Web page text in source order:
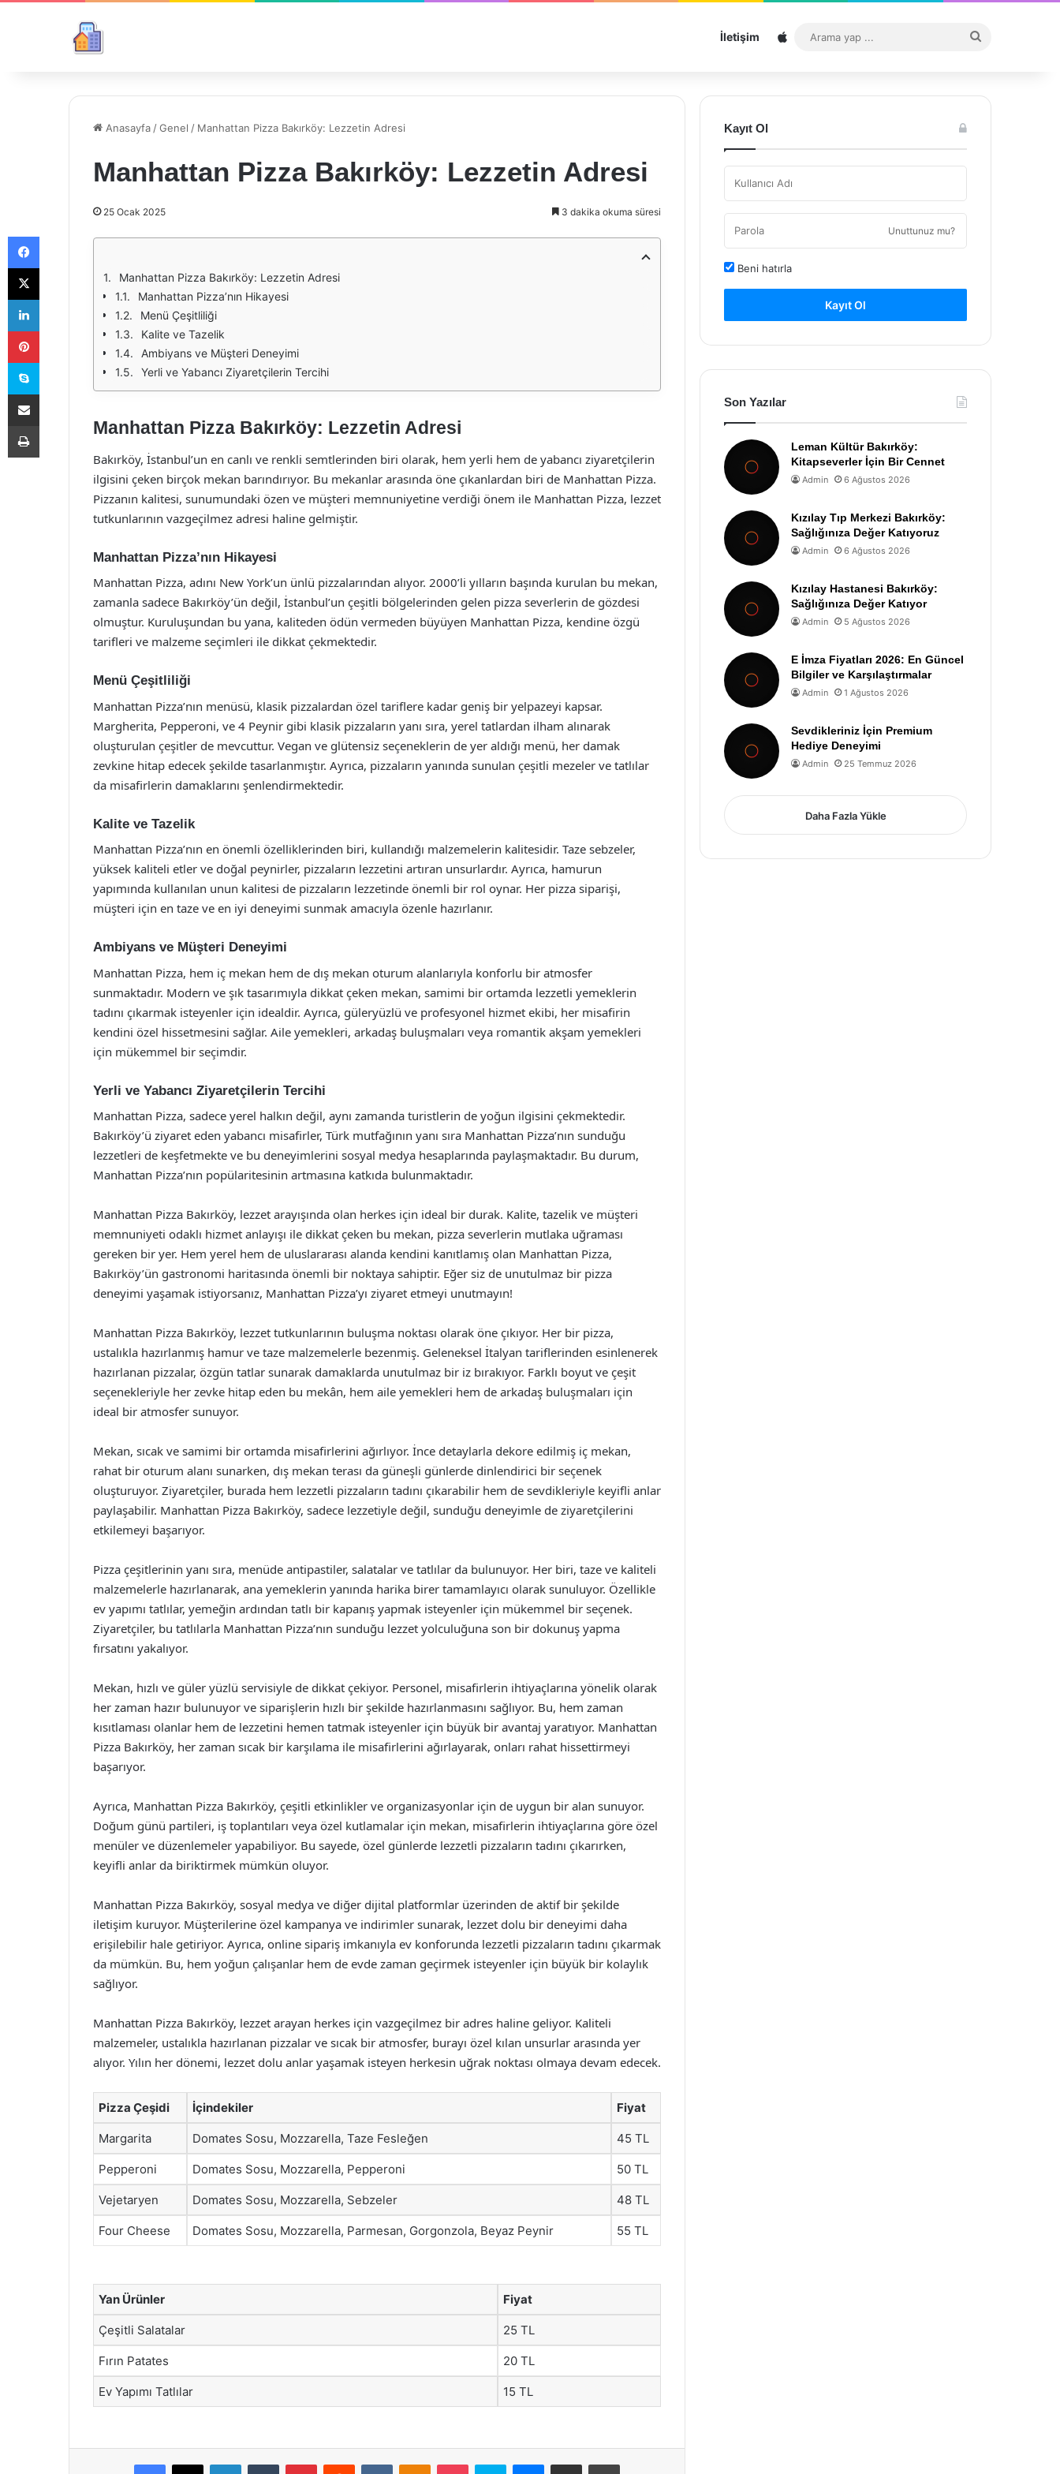
İletişim Sitemap
...
Anasayfa /Genel / Manhattan Pizza Bakırköy: Lezzetin Adresi
Manhattan Pizza Bakırköy: Lezzetin Adresi
25 Ocak 2025 3 dakika okuma süresi
Manhattan Pizza Bakırköy: Lezzetin Adresi
Manhattan Pizza’nın Hikayesi
Menü Çeşitliliği
Kalite ve Tazelik
Ambiyans ve Müşteri Deneyimi
Yerli ve Yabancı Ziyaretçilerin Tercihi
Manhattan Pizza Bakırköy: Lezzetin Adresi
Bakırköy, İstanbul’un en canlı ve renkli semtlerinden biri olarak, hem yerli hem de yabancı ziyaretçilerin
ilgisini çeken birçok mekan barındırıyor. Bu mekanlar arasında öne çıkanlardan biri de Manhattan Pizza.
Pizzanın kalitesi, sunumundaki özen ve müşteri memnuniyetine verdiği önem ile Manhattan Pizza, lezzet
tutkunlarının vazgeçilmez adresi haline gelmiştir.
Manhattan Pizza’nın Hikayesi
Manhattan Pizza, adını New York’un ünlü pizzalarından alıyor. 2000’li yılların başında kurulan bu mekan,
zamanla sadece Bakırköy’ün değil, İstanbul’un çeşitli bölgelerinden gelen pizza severlerin de gözdesi
olmuştur. Kuruluşundan bu yana, kaliteden ödün vermeden büyüyen Manhattan Pizza, kendine özgü
tarifleri ve malzeme seçimleri ile dikkat çekmektedir.
Menü Çeşitliliği
Manhattan Pizza’nın menüsü, klasik pizzalardan özel tariflere kadar geniş bir yelpazeyi kapsar.
Margherita, Pepperoni, ve 4 Peynir gibi klasik pizzaların yanı sıra, yerel tatlardan ilham alınarak
oluşturulan çeşitler de mevcuttur. Vegan ve glütensiz seçeneklerin de yer aldığı menü, her damak
zevkine hitap edecek şekilde tasarlanmıştır. Ayrıca, pizzaların yanında sunulan çeşitli mezeler ve tatlılar
da misafirlerin damaklarını şenlendirmektedir.
Kalite ve Tazelik
Manhattan Pizza’nın en önemli özelliklerinden biri, kullandığı malzemelerin kalitesidir. Taze sebzeler,
yüksek kaliteli etler ve doğal peynirler, pizzaların lezzetini artıran unsurlardır. Ayrıca, hamurun
yapımında kullanılan unun kalitesi de pizzaların lezzetinde önemli bir rol oynar. Her pizza siparişi,
müşteri için en taze ve en iyi deneyimi sunmak amacıyla özenle hazırlanır.
Ambiyans ve Müşteri Deneyimi
Manhattan Pizza, hem iç mekan hem de dış mekan oturum alanlarıyla konforlu bir atmosfer
sunmaktadır. Modern ve şık tasarımıyla dikkat çeken mekan, samimi bir ortamda lezzetli yemeklerin
tadını çıkarmak isteyenler için idealdir. Ayrıca, güleryüzlü ve profesyonel hizmet ekibi, her misafirin
kendini özel hissetmesini sağlar. Aile yemekleri, arkadaş buluşmaları veya romantik akşam yemekleri
için mükemmel bir seçimdir.
Yerli ve Yabancı Ziyaretçilerin Tercihi
Manhattan Pizza, sadece yerel halkın değil, aynı zamanda turistlerin de yoğun ilgisini çekmektedir.
Bakırköy’ü ziyaret eden yabancı misafirler, Türk mutfağının yanı sıra Manhattan Pizza’nın sunduğu
lezzetleri de keşfetmekte ve bu deneyimlerini sosyal medya hesaplarında paylaşmaktadır. Bu durum,
Manhattan Pizza’nın popülaritesinin artmasına katkıda bulunmaktadır.
Manhattan Pizza Bakırköy, lezzet arayışında olan herkes için ideal bir durak. Kalite, tazelik ve müşteri
memnuniyeti odaklı hizmet anlayışı ile dikkat çeken bu mekan, pizza severlerin mutlaka uğraması
gereken bir yer. Hem yerel hem de uluslararası alanda kendini kanıtlamış olan Manhattan Pizza,
Bakırköy’ün gastronomi haritasında önemli bir noktaya sahiptir. Eğer siz de unutulmaz bir pizza
deneyimi yaşamak istiyorsanız, Manhattan Pizza’yı ziyaret etmeyi unutmayın!
Manhattan Pizza Bakırköy, lezzet tutkunlarının buluşma noktası olarak öne çıkıyor. Her bir pizza,
ustalıkla hazırlanmış hamur ve taze malzemelerle bezenmiş. Geleneksel İtalyan tariflerinden esinlenerek
hazırlanan pizzalar, özgün tatlar sunarak damaklarda unutulmaz bir iz bırakıyor. Farklı boyut ve çeşit
seçenekleriyle her zevke hitap eden bu mekân, hem aile yemekleri hem de arkadaş buluşmaları için
ideal bir atmosfer sunuyor.
Mekan, sıcak ve samimi bir ortamda misafirlerini ağırlıyor. İnce detaylarla dekore edilmiş iç mekan,
rahat bir oturum alanı sunarken, dış mekan terası da güneşli günlerde dinlendirici bir seçenek
oluşturuyor. Ziyaretçiler, burada hem lezzetli pizzaların tadını çıkarabilir hem de sevdikleriyle keyifli anlar
paylaşabilir. Manhattan Pizza Bakırköy, sadece lezzetiyle değil, sunduğu deneyimle de ziyaretçilerini
etkilemeyi başarıyor.
Pizza çeşitlerinin yanı sıra, menüde antipastiler, salatalar ve tatlılar da bulunuyor. Her biri, taze ve kaliteli
malzemelerle hazırlanarak, ana yemeklerin yanında harika birer tamamlayıcı olarak sunuluyor. Özellikle
ev yapımı tatlılar, yemeğin ardından tatlı bir kapanış yapmak isteyenler için mükemmel bir seçenek.
Ziyaretçiler, bu tatlılarla Manhattan Pizza’nın sunduğu lezzet yolculuğuna son bir dokunuş yapma
fırsatını yakalıyor.
Mekan, hızlı ve güler yüzlü servisiyle de dikkat çekiyor. Personel, misafirlerin ihtiyaçlarına yönelik olarak
her zaman hazır bulunuyor ve siparişlerin hızlı bir şekilde hazırlanmasını sağlıyor. Bu, hem zaman
kısıtlaması olanlar hem de lezzetini hemen tatmak isteyenler için büyük bir avantaj yaratıyor. Manhattan
Pizza Bakırköy, her zaman sıcak bir karşılama ile misafirlerini ağırlayarak, onları rahat hissettirmeyi
başarıyor.
Ayrıca, Manhattan Pizza Bakırköy, çeşitli etkinlikler ve organizasyonlar için de uygun bir alan sunuyor.
Doğum günü partileri, iş toplantıları veya özel kutlamalar için mekan, misafirlerin ihtiyaçlarına göre özel
menüler ve düzenlemeler yapabiliyor. Bu sayede, özel günlerde lezzetli pizzaların tadını çıkarırken,
keyifli anlar da biriktirmek mümkün oluyor.
Manhattan Pizza Bakırköy, sosyal medya ve diğer dijital platformlar üzerinden de aktif bir şekilde
iletişim kuruyor. Müşterilerine özel kampanya ve indirimler sunarak, lezzet dolu bir deneyimi daha
erişilebilir hale getiriyor. Ayrıca, online sipariş imkanıyla ev konforunda lezzetli pizzaların tadını çıkarmak
da mümkün. Bu, hem yoğun çalışanlar hem de evde zaman geçirmek isteyenler için büyük bir kolaylık
sağlıyor.
Manhattan Pizza Bakırköy, lezzet arayan herkes için vazgeçilmez bir adres haline geliyor. Kaliteli
malzemeler, ustalıkla hazırlanan pizzalar ve sıcak bir atmosfer, burayı özel kılan unsurlar arasında yer
alıyor. Yılın her dönemi, lezzet dolu anlar yaşamak isteyen herkesin uğrak noktası olmaya devam edecek.
Pizza Çeşidi İçindekiler Fiyat
Margarita Domates Sosu, Mozzarella, Taze Fesleğen 45 TL
Pepperoni Domates Sosu, Mozzarella, Pepperoni 50 TL
Vejetaryen Domates Sosu, Mozzarella, Sebzeler 48 TL
Four Cheese Domates Sosu, Mozzarella, Parmesan, Gorgonzola, Beyaz Peynir 55 TL
Yan Ürünler Fiyat
Çeşitli Salatalar 25 TL
Fırın Patates 20 TL
Ev Yapımı Tatlılar 15 TL
Facebook
X LinkedInTumblr PinterestReddit VKontakteOdnoklassniki
Pocket Skype Messenger
E-Posta ile paylaş Yazdır
Kayıt Ol
Unuttunuz mu?
Beni hatırla
Kayıt Ol
Son Yazılar
Leman Kültür Bakırköy:
Kitapseverler İçin Bir Cennet
Admin 6 Ağustos 2026
Kızılay Tıp Merkezi Bakırköy:
Sağlığınıza Değer Katıyoruz
Admin 6 Ağustos 2026
Kızılay Hastanesi Bakırköy:
Sağlığınıza Değer Katıyor
Admin 5 Ağustos 2026
E İmza Fiyatları 2026: En Güncel
Bilgiler ve Karşılaştırmalar
Admin 1 Ağustos 2026
Sevdikleriniz İçin Premium
Hediye Deneyimi
Admin 25 Temmuz 2026
Daha Fazla Yükle
Facebook
X
LinkedIn
Pinterest
Skype
E-Posta ile paylaş